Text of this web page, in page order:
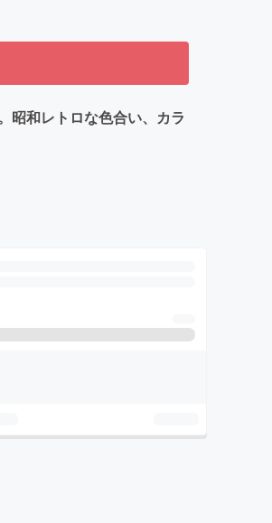
昭和レトロな色合い、カラ